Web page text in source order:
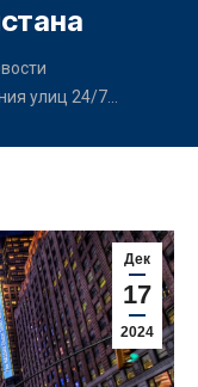
улиц 24/7…
Дек
17
2024